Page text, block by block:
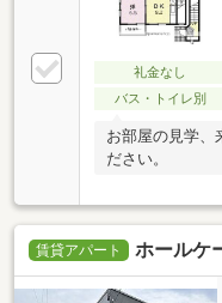
礼金なし
バス・トイレ別
お部屋の見学、
ださい。
賃貸アパート ホールケ